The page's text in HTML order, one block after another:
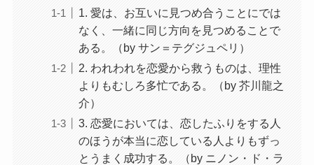
1. 愛は、お互いに見つめ合うことにでは
なく、一緒に同じ方向を見つめることで
ある。（by サン＝テグジュペリ）
2. われわれを恋愛から救うものは、理性
よりもむしろ多忙である。（by 芥川龍之
介）
3. 恋愛においては、恋したふりをする人
のほうが本当に恋している人よりもずっ
とうまく成功する。（by ニノン・ド・ラ